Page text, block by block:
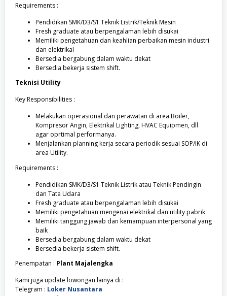
Requirements :
Pendidikan SMK/D3/S1 Teknik Listrik/Teknik Mesin
Fresh graduate atau berpengalaman lebih disukai
Memiliki pengetahuan dan keahlian perbaikan mesin industri
dan elektrikal
Bersedia bergabung dalam waktu dekat
Bersedia bekerja sistem shift.
Teknisi Utility
Key Responsibilities :
Melakukan operasional dan perawatan di area Boiler,
Kompresor Angin, Elektrikal Lighting, HVAC Equipmen, dll
agar oprtimal performanya.
Menjalankan planning kerja secara periodik sesuai SOP/IK di
area Utility.
Requirements :
Pendidikan SMK/D3/S1 Teknik Listrik atau Teknik Pendingin
dan Tata Udara
Fresh graduate atau berpengalaman lebih disukai
Memiliki pengetahuan mengenai elektrikal dan utility pabrik
Memiliki tanggung jawab dan kemampuan interpersonal yang
baik
Bersedia bergabung dalam waktu dekat
Bersedia bekerja sistem shift.
Penempatan : Plant Majalengka
Kami juga update lowongan lainya di :
Telegram : Loker Nusantara